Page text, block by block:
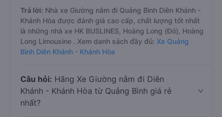
Trả lời: Nhà xe Giường nằm đi Quảng Bình Diên Khánh -
Khánh Hòa được đánh giá cao cấp, chất lượng tốt nhất
là những nhà xe HK BUSLINES, Hoàng Long (Đỏ), Hoàng
Long Limousine . Xem danh sách đầy đủ: Xe Quảng
Bình Diên Khánh - Khánh Hòa
Câu hỏi: Hãng Xe Giường nằm đi Diên
Khánh - Khánh Hòa từ Quảng Bình giá rẻ
nhất?